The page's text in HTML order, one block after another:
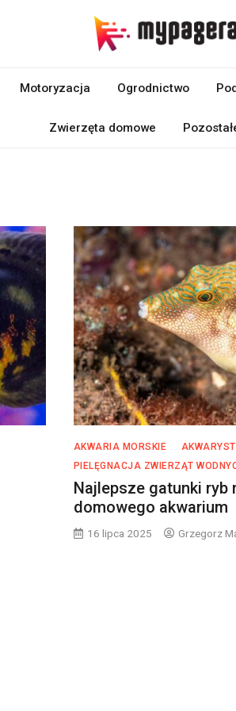
Motoryzacja Ogrodnictwo
Zwierzęta domowe
AKWARIA MORSKIE
PIELĘGNACJA ZWIERZĄT
Najlepsze gatunki ryb
domowego akwarium
16 lipca 2025 Grzegorz